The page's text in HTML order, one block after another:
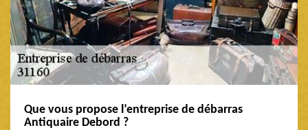
Que vous propose l’entreprise de débarras
Antiquaire Debord ?